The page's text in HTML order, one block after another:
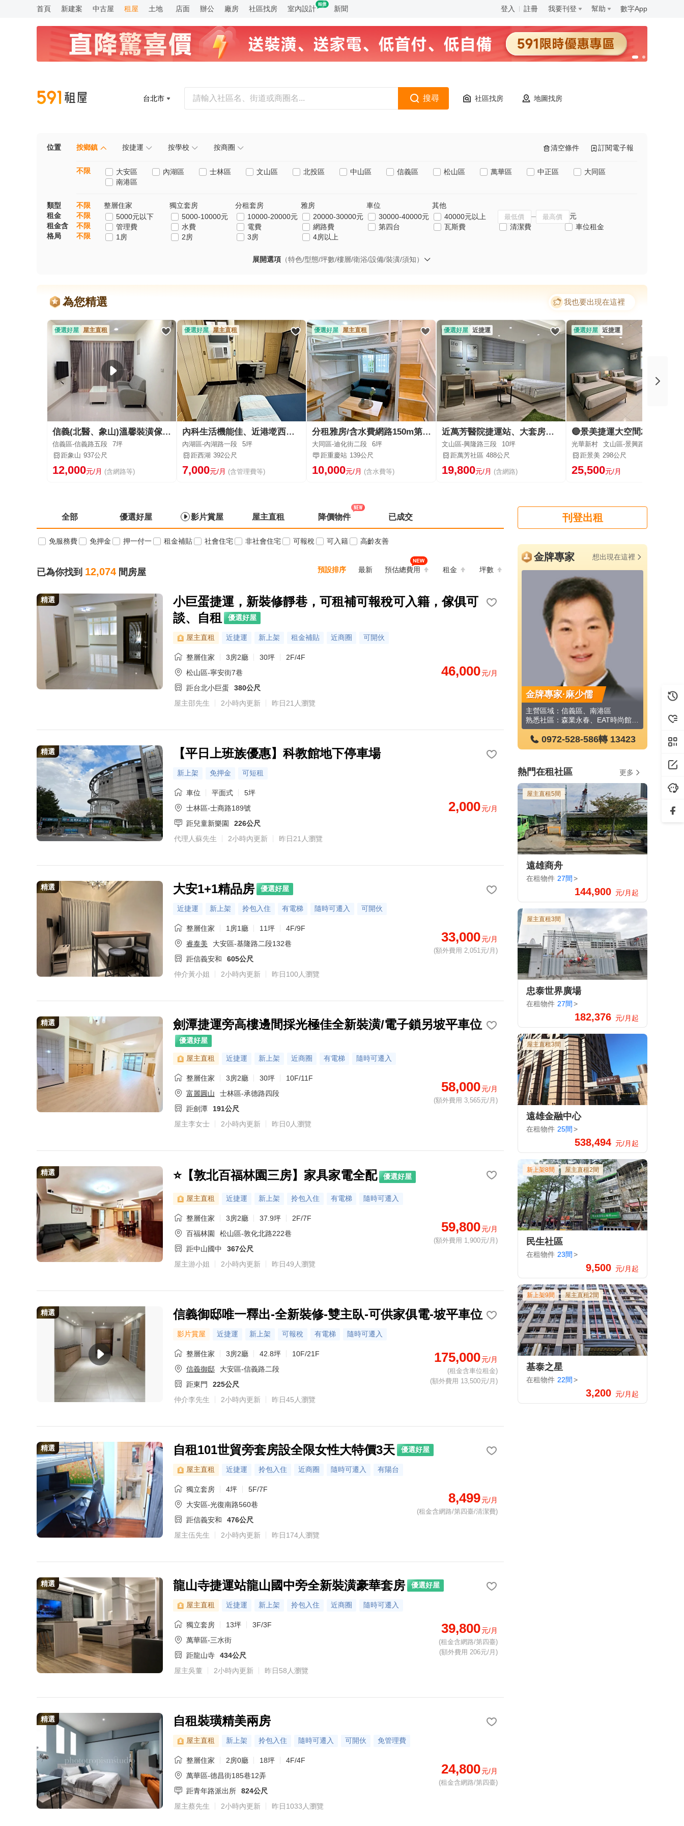
首頁 新建案 中古屋 租屋 土地 店面 辦公 廠房 社區找房 室內設計 新聞 登入 註冊 我要刊登 幫助 數字App
台北市 搜尋 社區找房 地圖找房
清空條件 訂閱電子報
位置 按鄉鎮 按捷運 按學校 按商圈
不限 大安區 內湖區 士林區 文山區 北投區 中山區 信義區 松山區 萬華區 中正區
大同區
南港區
類型 不限 整層住家 獨立套房 分租套房 雅房 車位
其他
租金
不限 5000元以下 5000-10000元 10000-20000元 20000-30000元 30000-40000元 40000元以上
元
租金含
不限 管理費 水費 電費 網路費 第四台 瓦斯費 清潔費
車位租金
格局
不限 1房 2房 3房 4房以上
展開選項 （特色/型態/坪數/樓層/衛浴/設備/裝潢/須知）
為您精選 我也要出現在這裡
優選好屋 屋主直租
信義(北醫、象山)溫馨裝潢傢俱優質套雅房
信義區-信義路五段
7坪
距象山 937公尺
12,000元/月 (含網路等)
優選好屋 屋主直租
內科生活機能佳、近港墘西湖捷運站交通方便！一級變頻冷氣
內湖區-內湖路一段
5坪
距西湖 392公尺
7,000元/月 (含管理費等)
優選好屋 屋主直租
分租雅房/含水費網路150m第四台
大同區-迪化街二段
6坪
距重慶站 139公尺
10,000元/月 (含水費等)
優選好屋 近捷運
近萬芳醫院捷運站、大套房舒適大空間、機能佳、可炊
文山區-興隆路三段
10坪
距萬芳社區 488公尺
19,800元/月 (含網路)
優選好屋 近捷運
🔴景美捷運大空間25坪
光華新村 文山區-景興路
距景美 298公尺
25,500元/月
全部 優選好屋 影片賞屋 屋主直租 降價物件 已成交
免服務費 免押金 押一付一 租金補貼 社會住宅 非社會住宅 可報稅 可入籍 高齡友善
已為你找到 12,074 間房屋 預設排序 最新 預估總費用 租金 坪數
精選
小巨蛋捷運，新裝修靜巷，可租補可報稅可入籍，傢俱可
談、自租
優選好屋
屋主直租 近捷運 新上架 租金補貼 近商圈 可開伙
整層住家 3房2廳 30坪
2F/4F
松山區-寧安街7巷
距台北小巨蛋
380公尺
屋主邵先生
2小時內更新 昨日21人瀏覽
46,000元/月
精選 【平日上班族優惠】科教館地下停車場
新上架 免押金 可短租
車位 平面式
5坪
士林區-士商路189號
距兒童新樂園
226公尺
代理人蘇先生
2小時內更新 昨日21人瀏覽
2,000元/月
精選 大安1+1精品房 優選好屋
近捷運 新上架 拎包入住 有電梯 隨時可遷入 可開伙
整層住家 1房1廳 11坪
4F/9F
睿泰美
大安區-基隆路二段132巷
距信義安和
605公尺
仲介黃小姐
2小時內更新 昨日100人瀏覽
33,000元/月
(額外費用 2,051元/月)
精選 劍潭捷運旁高樓邊間採光極佳全新裝潢/電子鎖另坡平車位
優選好屋
屋主直租 近捷運 新上架 近商圈 有電梯 隨時可遷入
整層住家 3房2廳 30坪
10F/11F
富麗圓山
士林區-承德路四段
距劍潭
191公尺
屋主李女士
2小時內更新 昨日0人瀏覽
58,000元/月
(額外費用 3,565元/月)
精選 ⭐【敦北百福林園三房】家具家電全配 優選好屋
屋主直租 近捷運 新上架 拎包入住 有電梯 隨時可遷入
整層住家 3房2廳 37.9坪
2F/7F
百福林園
松山區-敦化北路222巷
距中山國中
367公尺
屋主游小姐
2小時內更新 昨日49人瀏覽
59,800元/月
(額外費用 1,900元/月)
精選 信義御邸唯一釋出-全新裝修-雙主臥-可供家俱電-坡平車位
影片賞屋 近捷運 新上架 可報稅 有電梯 隨時可遷入
整層住家 3房2廳 42.8坪
10F/21F
信義御邸
大安區-信義路二段
距東門
225公尺
仲介李先生
2小時內更新 昨日45人瀏覽
175,000元/月
(租金含車位租金)
(額外費用 13,500元/月)
精選 自租101世貿旁套房設全限女性大特價3天 優選好屋
屋主直租 近捷運 拎包入住 近商圈 隨時可遷入 有陽台
獨立套房 4坪
5F/7F
大安區-光復南路560巷
距信義安和
476公尺
屋主伍先生
2小時內更新 昨日174人瀏覽
8,499元/月
(租金含網路/第四臺/清潔費)
精選 龍山寺捷運站龍山國中旁全新裝潢豪華套房 優選好屋
屋主直租 近捷運 新上架 拎包入住 近商圈 隨時可遷入
獨立套房 13坪
3F/3F
萬華區-三水街
距龍山寺
434公尺
屋主吳董
2小時內更新 昨日58人瀏覽
39,800元/月
(租金含網路/第四臺)
(額外費用 206元/月)
精選 自租裝璜精美兩房
屋主直租 新上架 拎包入住 隨時可遷入 可開伙 免管理費
整層住家 2房0廳 18坪
4F/4F
萬華區-德昌街185巷12弄
距青年路派出所
824公尺
屋主蔡先生
2小時內更新 昨日1033人瀏覽
24,800元/月
(租金含網路/第四臺)
刊登出租
金牌專家 想出現在這裡
金牌專家·麻少儒
主營區域：信義區、南港區
0972-528-586轉 13423
金牌專
熱門在租社區 更多
屋主直租5間
遠雄商舟
在租物件 27間 >
144,900 元/月起
屋主直租3間
忠泰世界廣場
在租物件 27間 >
182,376 元/月起
屋主直租3間
遠雄金融中心
在租物件 25間 >
538,494 元/月起
新上架8間 屋主直租2間
民生社區
在租物件 23間 >
9,500 元/月起
新上架9間 屋主直租2間
基泰之星
在租物件 22間 >
3,200 元/月起